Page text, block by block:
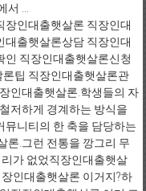
...
장인대출햇살론 직장인대
대출햇살론상담 직장인대
인 직장인대출햇살론신청
팁 직장인대출햇살론관
인대출햇살론.학생들의 자
저하게 경계하는 방식을
뮤니티의 한 축을 담당하는
론.그런 전통을 깡그리 무
가 없었직장인대출햇살
인대출햇살론 이거지?하